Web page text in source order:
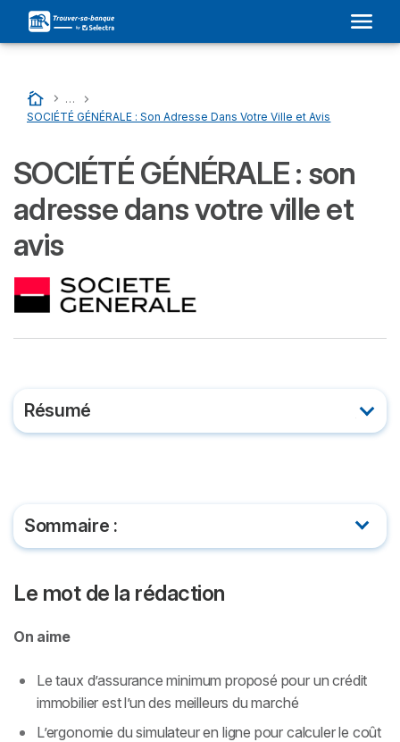
Accueil
…
Liste Des Banques En France
…
SOCIÉTÉ GÉNÉRALE : Son Adresse Dans Votre Ville et Avis
SOCIÉTÉ GÉNÉRALE : son
adresse dans votre ville et
avis
Résumé
Sommaire :
Le mot de la rédaction
On aime
Le taux d’assurance minimum proposé pour un crédit
immobilier est l’un des meilleurs du marché
L’ergonomie du simulateur en ligne pour calculer le coût